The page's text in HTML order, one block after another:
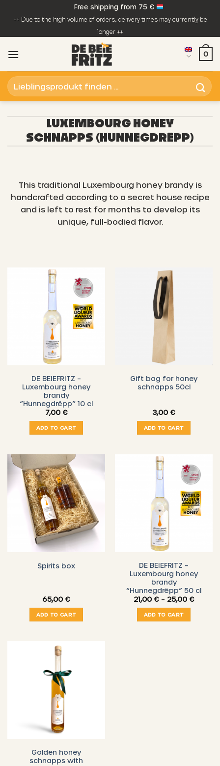
Free shipping from 75 €
++ Due to the high volume of orders, delivery times may currently be
longer ++
0
Search
for:
LUXEMBOURG HONEY
SCHNAPPS (HUNNEGDRËPP)
This traditional Luxembourg honey brandy is
handcrafted according to a secret house recipe
and is left to rest for months to develop its
unique, full-bodied flavor.
DE BEIEFRITZ –
Luxembourg honey
brandy
“Hunnegdrëpp” 10 cl
7,00 €
ADD TO CART
Gift bag for honey
schnapps 50cl
3,00 €
ADD TO CART
Spirits box
65,00 €
ADD TO CART
DE BEIEFRITZ –
Luxembourg honey
brandy
“Hunnegdrëpp” 50 cl
21,00 € – 25,00 €Price
ADD TO CART
Golden honey
schnapps with